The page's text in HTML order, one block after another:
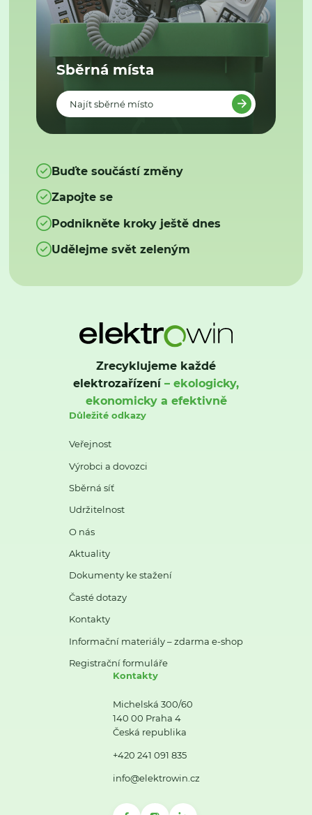
Sběrná místa
Najít sběrné místo
Buďte součástí změny
Zapojte se
Podnikněte kroky ještě dnes
Udělejme svět zeleným
Zrecyklujeme každé
elektrozařízení– ekologicky,
ekonomicky a efektivně
Důležité odkazy
Veřejnost
Výrobci a dovozci
Sběrná síť
Udržitelnost
O nás
Aktuality
Dokumenty ke stažení
Časté dotazy
Kontakty
Informační materiály – zdarma e-shop
Registrační formuláře
Kontakty
Michelská 300/60
140 00 Praha 4
Česká republika
+420 241 091 835
info@elektrowin.cz